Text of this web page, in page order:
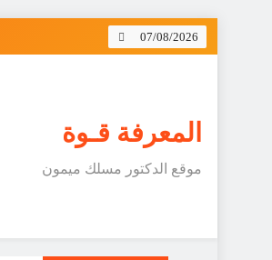
Skip
07/08/2026
المعرفة قـوة
موقع الدكتور مسلك ميمون